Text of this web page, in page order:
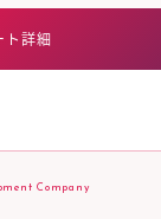
ト詳細
Company